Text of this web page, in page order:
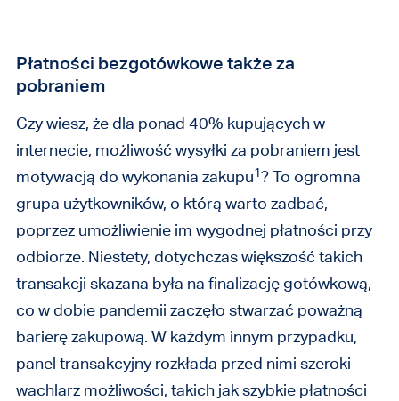
Płatności bezgotówkowe także za
pobraniem
Czy wiesz, że dla ponad 40% kupujących w
internecie, możliwość wysyłki za pobraniem jest
motywacją do wykonania zakupu1? To ogromna
grupa użytkowników, o którą warto zadbać,
poprzez umożliwienie im wygodnej płatności przy
odbiorze. Niestety, dotychczas większość takich
transakcji skazana była na finalizację gotówkową,
co w dobie pandemii zaczęło stwarzać poważną
barierę zakupową. W każdym innym przypadku,
panel transakcyjny rozkłada przed nimi szeroki
wachlarz możliwości, takich jak szybkie płatności